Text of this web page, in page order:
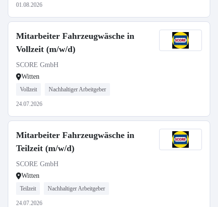
01.08.2026
Mitarbeiter Fahrzeugwäsche in
Vollzeit (m/w/d)
SCORE GmbH
Witten
Vollzeit Nachhaltiger Arbeitgeber
24.07.2026
Mitarbeiter Fahrzeugwäsche in
Teilzeit (m/w/d)
SCORE GmbH
Witten
Teilzeit Nachhaltiger Arbeitgeber
24.07.2026